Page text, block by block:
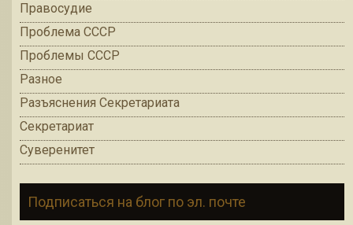
Правосудие
Проблема СССР
Проблемы СССР
Разное
Разъяснения Секретариата
Секретариат
Суверенитет
Подписаться на блог по эл. почте